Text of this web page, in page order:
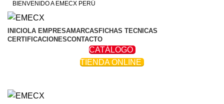
BIENVENIDO A EMECX PERÚ
INICIOLA EMPRESAMARCAS FICHAS TECNICAS
CERTIFICACIONESCONTACTO
CATÁLOGO
TIENDA ONLINE